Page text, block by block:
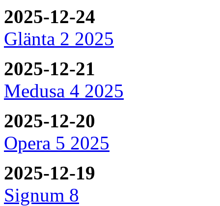
2025-12-24
Glänta 2 2025
2025-12-21
Medusa 4 2025
2025-12-20
Opera 5 2025
2025-12-19
Signum 8